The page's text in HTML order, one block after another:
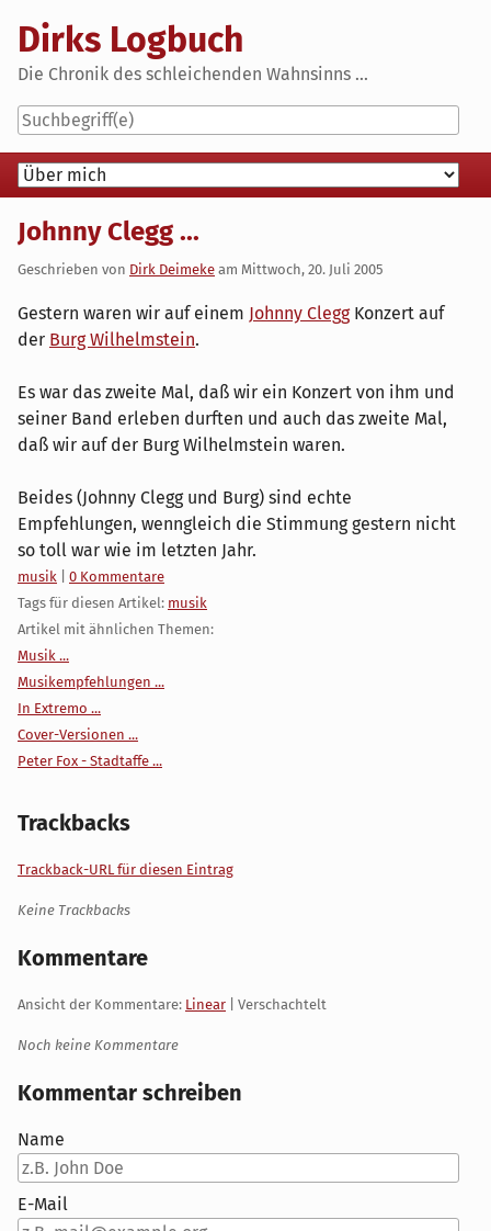
content
Dirks Logbuch
Die Chronik des schleichenden Wahnsinns ...
Navigation
Johnny Clegg ...
Geschrieben von Dirk Deimeke am Mittwoch, 20. Juli 2005
Gestern waren wir auf einem Johnny CleggKonzert auf
der Burg Wilhelmstein.
Es war das zweite Mal, daß wir ein Konzert von ihm und
seiner Band erleben durften und auch das zweite Mal,
daß wir auf der Burg Wilhelmstein waren.
Beides (Johnny Clegg und Burg) sind echte
Empfehlungen, wenngleich die Stimmung gestern nicht
so toll war wie im letzten Jahr.
Kategorien:
musik
0 Kommentare
Tags für diesen Artikel: musik
Artikel mit ähnlichen Themen:
Musik ...
Musikempfehlungen ...
In Extremo ...
Cover-Versionen ...
Peter Fox - Stadtaffe ...
Trackbacks
Trackback-URL für diesen Eintrag
Keine Trackbacks
Kommentare
Ansicht der Kommentare: Linear | Verschachtelt
Noch keine Kommentare
Kommentar schreiben
Name
E-Mail